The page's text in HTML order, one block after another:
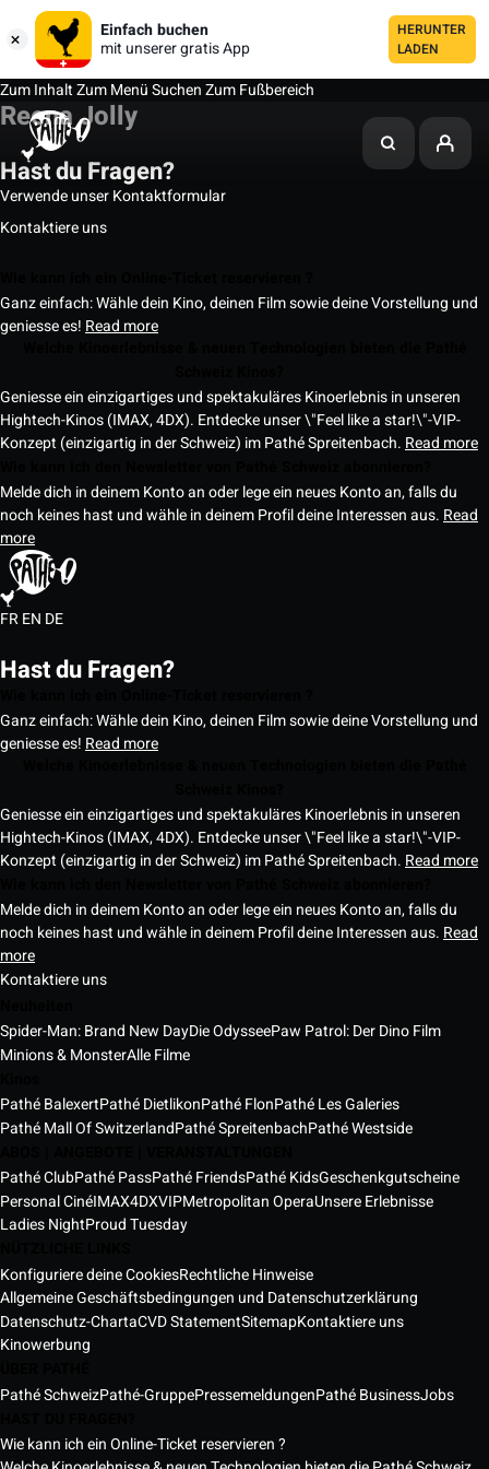
Einfach buchen
mit unserer gratis App
HERUNTER
LADEN
Zum InhaltZum MenüSuchenZum Fußbereich
Reena Jolly
Hast du Fragen?
Verwende unser Kontaktformular
Kontaktiere uns
Ganz einfach: Wähle dein Kino, deinen Film sowie deine Vorstellung und
geniesse es! Read more
Geniesse ein einzigartiges und spektakuläres Kinoerlebnis in unseren
Hightech-Kinos (IMAX, 4DX). Entdecke unser \"Feel like a star!\"-VIP-
Konzept (einzigartig in der Schweiz) im Pathé Spreitenbach. Read more
Melde dich in deinem Konto an oder lege ein neues Konto an, falls du
noch keines hast und wähle in deinem Profil deine Interessen aus. Read
more
FREN DE
Hast du Fragen?
Ganz einfach: Wähle dein Kino, deinen Film sowie deine Vorstellung und
geniesse es! Read more
Geniesse ein einzigartiges und spektakuläres Kinoerlebnis in unseren
Hightech-Kinos (IMAX, 4DX). Entdecke unser \"Feel like a star!\"-VIP-
Konzept (einzigartig in der Schweiz) im Pathé Spreitenbach. Read more
Melde dich in deinem Konto an oder lege ein neues Konto an, falls du
noch keines hast und wähle in deinem Profil deine Interessen aus. Read
more
Kontaktiere uns
Spider-Man: Brand New DayDie OdysseePaw Patrol: Der Dino Film
Minions & MonsterAlle Filme
Pathé BalexertPathé DietlikonPathé FlonPathé Les Galeries
Pathé Mall Of SwitzerlandPathé SpreitenbachPathé Westside
Pathé ClubPathé PassPathé FriendsPathé KidsGeschenkgutscheine
Personal CinéIMAX4DXVIPMetropolitan OperaUnsere Erlebnisse
Ladies NightProud Tuesday
Konfiguriere deine CookiesRechtliche Hinweise
Allgemeine Geschäftsbedingungen und Datenschutzerklärung
Datenschutz-ChartaCVD StatementSitemapKontaktiere uns
Kinowerbung
Pathé SchweizPathé-GruppePressemeldungenPathé BusinessJobs
Wie kann ich ein Online-Ticket reservieren ?